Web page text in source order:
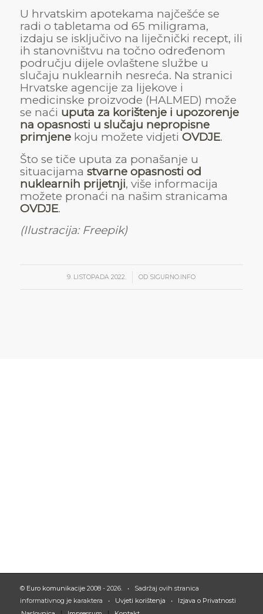
U hrvatskim apotekama najčešće se
radi o tabletama od 65 miligrama,
izdaju se isključivo na liječnički recept, ili
ih stanovništvu na točno određenom
području dijele ovlaštene službe u
slučaju nuklearnih nesreća. Na stranici
Hrvatske agencije za lijekove i
medicinske proizvode (HALMED) može
se naći uputa za korištenje i upozorenje
na opasnosti u slučaju nepropisne
primjenekoju možete vidjeti OVDJE.
Što se tiče uputa za ponašanje u
situacijama stvarne opasnosti od
nuklearnih prijetnji, više informacija
možete pronaći na našim stranicama
OVDJE.
(Ilustracija: Freepik)
9. LISTOPADA 2022.
/ OD SIGURNO.INFO
© Euro komunikacije2008 - 2026. • Sadržaj ovih stranica
informativnog je karaktera •
Uvjeti korištenja •
Izjava o Privatnosti